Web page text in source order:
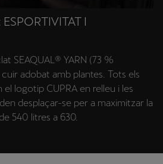
I
SEAQUAL® YARN (73 %
adobat amb plantes. Tots els
logotip CUPRA en relleu i les
desplaçar-se per a maximitzar la
540 litres a 630.